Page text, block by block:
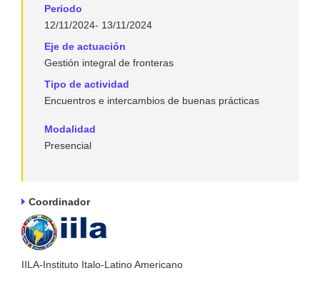
Periodo
12/11/2024- 13/11/2024
Eje de actuación
Gestión integral de fronteras
Tipo de actividad
Encuentros e intercambios de buenas prácticas
Modalidad
Presencial
Coordinador
IILA-Instituto Italo-Latino Americano